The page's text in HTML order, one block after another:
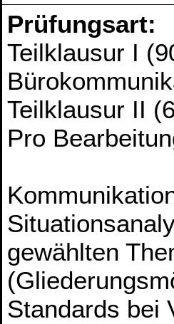
Prüfungsart:
Teilklausur I
Teilklausur II
Pro
gewählten
Standards bei